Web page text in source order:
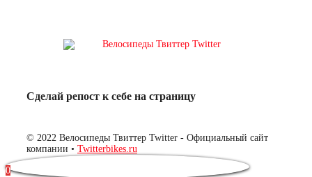
Сделай репост к себе на страницу
© 2022 Велосипеды Твиттер Twitter - Официальный сайт
компании • Twitterbikes.ru
0